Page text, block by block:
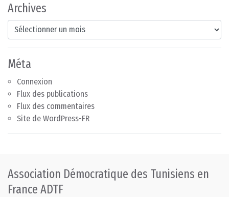
Archives
Archives
Méta
Connexion
Flux des publications
Flux des commentaires
Site de WordPress-FR
Association Démocratique des Tunisiens en
France ADTF